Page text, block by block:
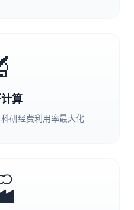
算
研经费利用率最大化